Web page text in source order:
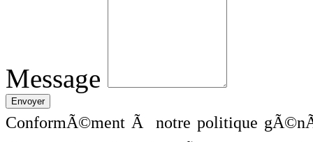
Message
ConformÃ©ment Ã notre politique